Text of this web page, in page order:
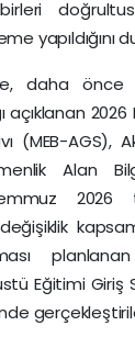
yapıldığını
daha önce
2026
(MEB-AGS),
Alan
2026
Eğitimi Giriş